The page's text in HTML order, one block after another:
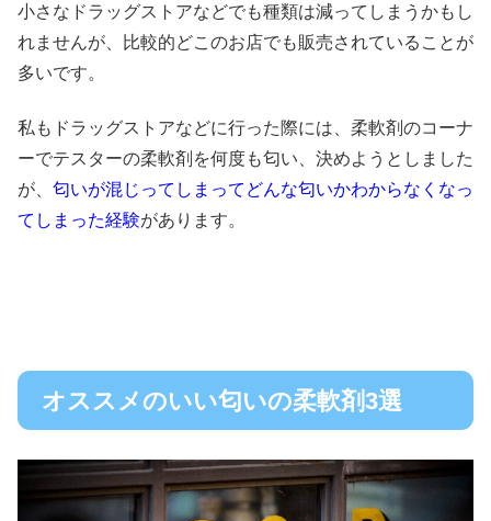
小さなドラッグストアなどでも種類は減ってしまうかもし
れませんが、比較的どこのお店でも販売されていることが
多いです。
私もドラッグストアなどに行った際には、柔軟剤のコーナ
ーでテスターの柔軟剤を何度も匂い、決めようとしました
が、 匂いが混じってしまってどんな匂いかわからなくなっ
てしまった経験があります。
オススメのいい匂いの柔軟剤3選